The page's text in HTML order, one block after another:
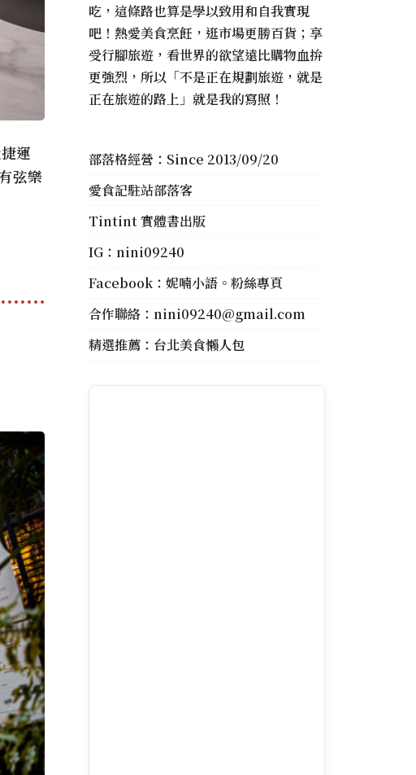
運
弦樂
吃，這條路也算是學以致用和自我實現
吧！熱愛美食烹飪，逛市場更勝百貨；享
受行腳旅遊，看世界的欲望遠比購物血拚
更強烈，所以「不是正在規劃旅遊，就是
正在旅遊的路上」就是我的寫照！
部落格經營：Since 2013/09/20
愛食記駐站部落客
Tintint 實體書出版
IG：nini09240
Facebook：妮喃小語。粉絲專頁
合作聯絡：nini09240@gmail.com
精選推薦： 台北美食懶人包